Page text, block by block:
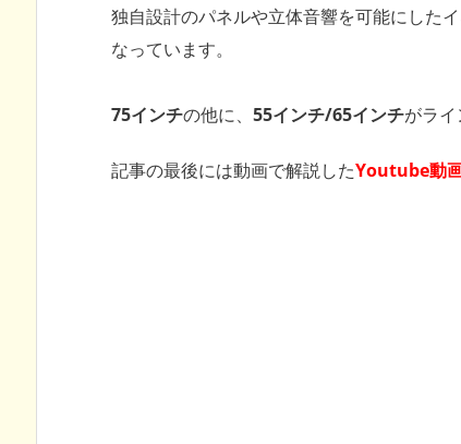
独自設計のパネルや立体音響を可能にした
なっています。
75インチの他に、 55インチ/65インチがライ
記事の最後には動画で解説したYoutube動